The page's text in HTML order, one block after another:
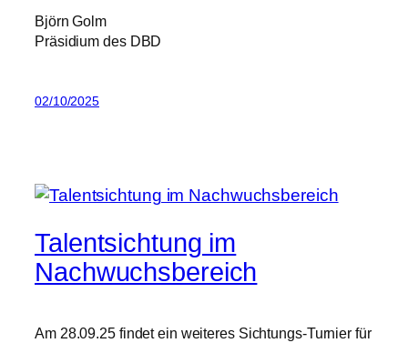
Björn Golm
Präsidium des DBD
02/10/2025
Talentsichtung im
Nachwuchsbereich
Am 28.09.25 findet ein weiteres Sichtungs-Turnier für